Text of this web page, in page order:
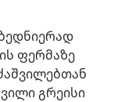
ფერმაზე
გრეისი